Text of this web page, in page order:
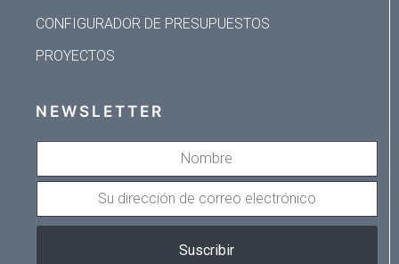
CONFIGURADOR DE PRESUPUESTOS
PROYECTOS
NEWSLETTER
DIRECCIÓN
Suscribir